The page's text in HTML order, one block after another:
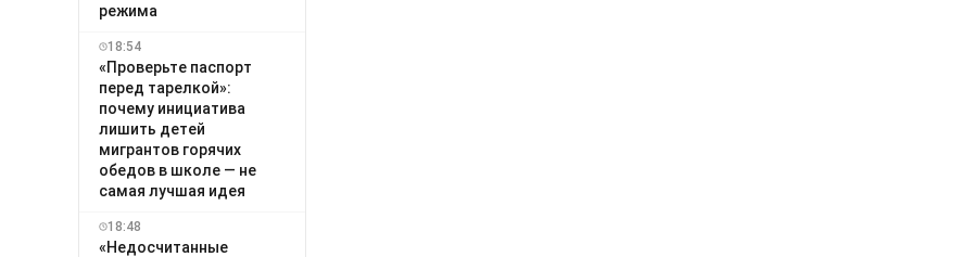
режима
18:54
«Проверьте паспорт
перед тарелкой»:
почему инициатива
лишить детей
мигрантов горячих
обедов в школе — не
самая лучшая идея
18:48
«Недосчитанные